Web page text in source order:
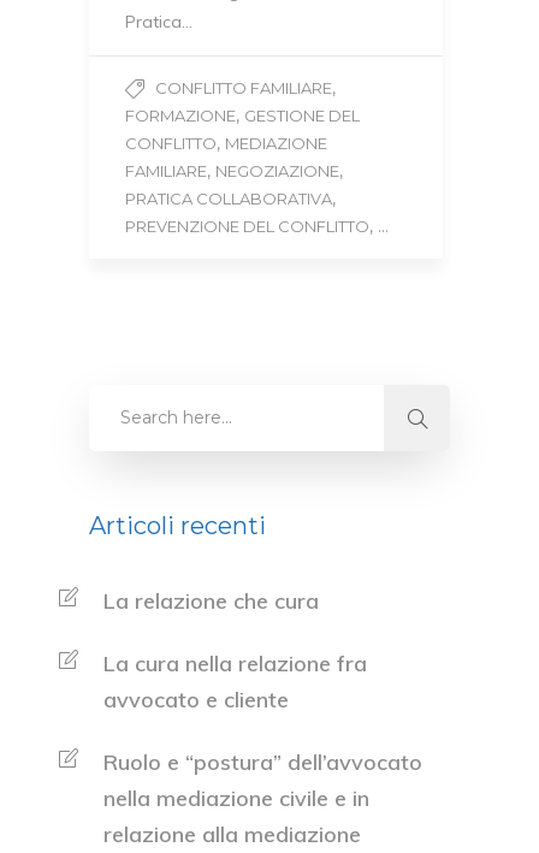
Pratica…
CONFLITTO FAMILIARE,
FORMAZIONE, GESTIONE DEL
CONFLITTO, MEDIAZIONE
FAMILIARE, NEGOZIAZIONE,
PRATICA COLLABORATIVA,
PREVENZIONE DEL CONFLITTO, ...
Articoli recenti
La relazione che cura
La cura nella relazione fra
avvocato e cliente
Ruolo e “postura” dell’avvocato
nella mediazione civile e in
relazione alla mediazione